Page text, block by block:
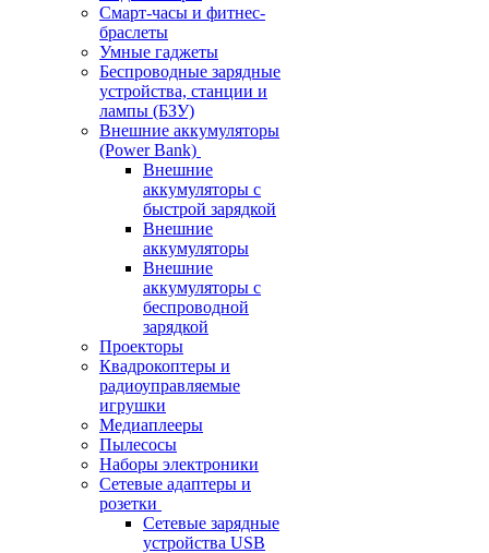
Смарт-часы и фитнес-
браслеты
Умные гаджеты
Беспроводные зарядные
устройства, станции и
лампы (БЗУ)
Внешние аккумуляторы
(Power Bank)
Внешние
аккумуляторы с
быстрой зарядкой
Внешние
аккумуляторы
Внешние
аккумуляторы с
беспроводной
зарядкой
Проекторы
Квадрокоптеры и
радиоуправляемые
игрушки
Медиаплееры
Пылесосы
Наборы электроники
Сетевые адаптеры и
розетки
Сетевые зарядные
устройства USB